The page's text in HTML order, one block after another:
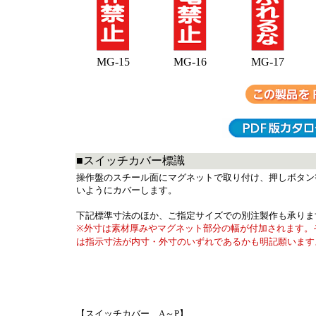
MG-15 MG-16 MG-17
■スイッチカバー標識
操作盤のスチール面にマグネットで取り付け、押しボタ
いようにカバーします。
下記標準寸法のほか、ご指定サイズでの別注製作も承り
※外寸は素材厚みやマグネット部分の幅が付加されます。
は指示寸法が内寸・外寸のいずれであるかも明記願います
【スイッチカバー A～P】